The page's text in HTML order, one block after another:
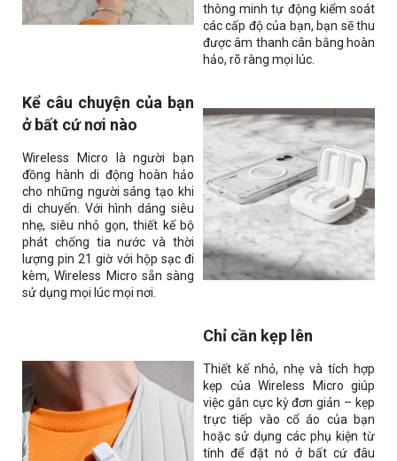
thông minh tự động kiểm soát
các cấp độ của bạn, bạn sẽ thu
được âm thanh cân bằng hoàn
hảo, rõ ràng mọi lúc.
Kể câu chuyện của bạn
ở bất cứ nơi nào
Wireless Micro là người bạn
đồng hành di động hoàn hảo
cho những người sáng tạo khi
di chuyển. Với hình dáng siêu
nhẹ, siêu nhỏ gọn, thiết kế bộ
phát chống tia nước và thời
lượng pin 21 giờ với hộp sạc đi
kèm,Wireless Micro sẵn sàng
sử dụng mọi lúc mọi nơi.
Chỉ cần kẹp lên
Thiết kế nhỏ, nhẹ và tích hợp
kẹp của Wireless Micro giúp
việc gắn cực kỳ đơn giản – kẹp
trực tiếp vào cổ áo của bạn
hoặc sử dụng các phụ kiện từ
tính để đặt nó ở bất cứ đâu